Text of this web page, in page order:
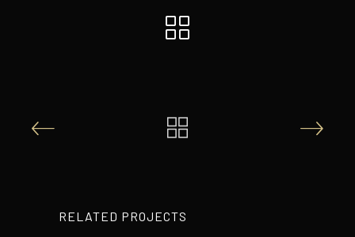
RELATED PROJECTS